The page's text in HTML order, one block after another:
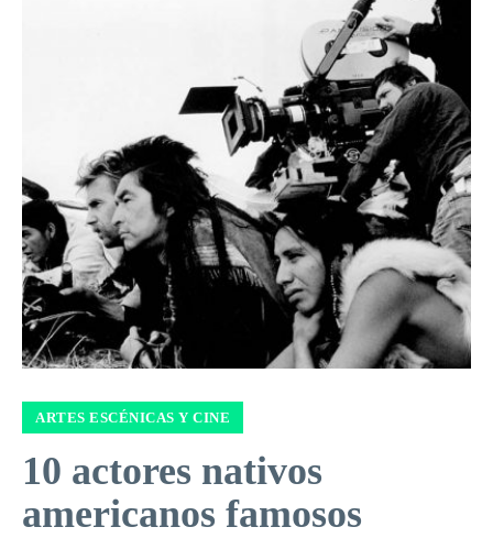
ARTES ESCÉNICAS Y CINE
10 actores nativos
americanos famosos